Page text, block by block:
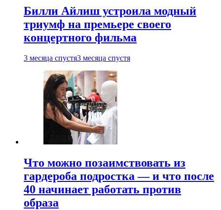
Билли Айлиш устроила модный
триумф на премьере своего
концертного фильма
3 месяца спустя3 месяца спустя
Что можно позаимствовать из
гардероба подростка — и что после
40 начинает работать против
образа